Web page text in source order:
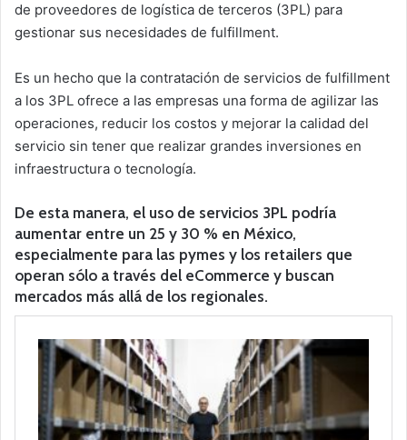
de proveedores de logística de terceros (3PL) para
gestionar sus necesidades de fulfillment.
Es un hecho que la contratación de servicios de fulfillment
a los 3PL ofrece a las empresas una forma de agilizar las
operaciones, reducir los costos y mejorar la calidad del
servicio sin tener que realizar grandes inversiones en
infraestructura o tecnología.
De esta manera, el uso de servicios 3PL podría
aumentar entre un 25 y 30 % en México,
especialmente para las pymes y los retailers que
operan sólo a través del eCommerce y buscan
mercados más allá de los regionales.